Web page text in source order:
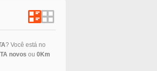
? Você está no
novos ou 0Km